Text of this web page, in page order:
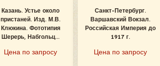
Казань. Устье около
пристаней. Изд. М.В.
Клюкина. Фототипия
Шерерь, Набгольц...
Цена по запросу
Санкт-Петербург.
Варшавский Вокзал.
Российская Империя до
1917 г.
Цена по запросу